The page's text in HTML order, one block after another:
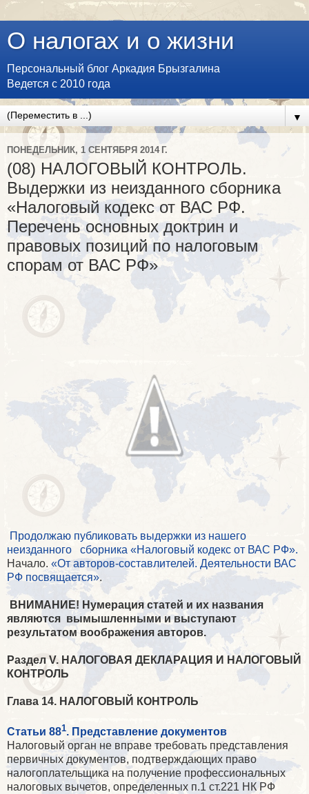
О налогах и о жизни
Персональный блог Аркадия Брызгалина
Ведется с 2010 года
▼
ПОНЕДЕЛЬНИК, 1 СЕНТЯБРЯ 2014 Г.
(08) НАЛОГОВЫЙ КОНТРОЛЬ.
Выдержки из неизданного сборника
«Налоговый кодекс от ВАС РФ.
Перечень основных доктрин и
правовых позиций по налоговым
спорам от ВАС РФ»
Продолжаю публиковать выдержки из нашего
неизданного сборника «Налоговый кодекс от ВАС РФ».
Начало. «От авторов-составлителей. Деятельности ВАС
РФ посвящается».
ВНИМАНИЕ! Нумерация статей и их названия
являются вымышленными и выступают
результатом воображения авторов.
Раздел V. НАЛОГОВАЯ ДЕКЛАРАЦИЯ И НАЛОГОВЫЙ
КОНТРОЛЬ
Глава 14. НАЛОГОВЫЙ КОНТРОЛЬ
Статьи 881. Представление документов
Налоговый орган не вправе требовать представления
первичных документов, подтверждающих право
налогоплательщика на получение профессиональных
налоговых вычетов, определенных п.1 ст.221 НК РФ